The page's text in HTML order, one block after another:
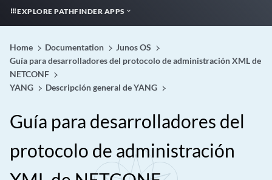
EXPLORE PATHFINDER APPS
Home Documentation
Junos OS
Guía para desarrolladores del protocolo de administración XML de
NETCONF
YANG
Descripción general de YANG
Guía para desarrolladores del
protocolo de administración